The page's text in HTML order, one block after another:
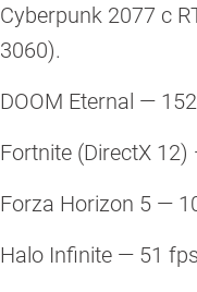
Cyberpunk 2077 с
3060).
DOOM Eternal —
Fortnite (DirectX
Forza Horizon 5 —
Halo Infinite — 51